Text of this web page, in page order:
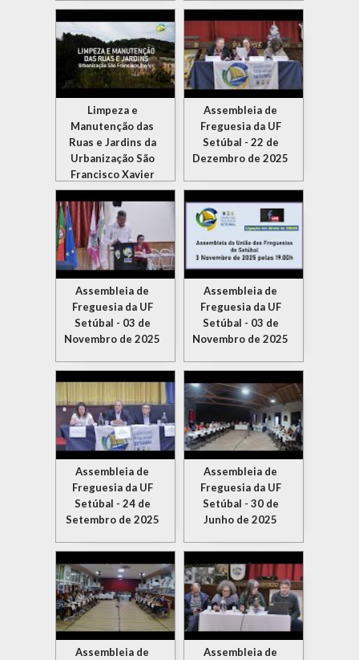
Limpeza e
Manutenção das
Ruas e Jardins da
Urbanização São
Francisco Xavier
Assembleia de
Freguesia da UF
Setúbal - 22 de
Dezembro de 2025
Assembleia de
Freguesia da UF
Setúbal - 03 de
Novembro de 2025
Assembleia de
Freguesia da UF
Setúbal - 03 de
Novembro de 2025
Assembleia de
Freguesia da UF
Setúbal - 24 de
Setembro de 2025
Assembleia de
Freguesia da UF
Setúbal - 30 de
Junho de 2025
Assembleia de
Assembleia de